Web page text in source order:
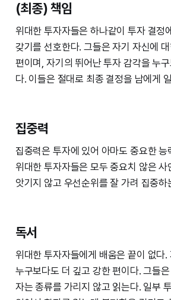
(최종) 책임
위대한 투자자들은 하나같이 투자 결정
갖기를 선호한다. 그들은 자기 자신에
편이며, 자기의 뛰어난 투자 감각을 누
다. 이들은 절대로 최종 결정을 남에게
집중력
집중력은 투자에 있어 아마도 중요한 능
위대한 투자자들은 모두 중요치 않은 사
앗기지 않고 우선순위를 잘 가려 집중하
독서
위대한 투자자들에게 배움은 끝이 없다.
누구보다도 더 깊고 강한 편이다. 그들
자는 종류를 가리지 않고 읽는다. 일부